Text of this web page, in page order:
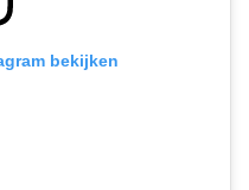
bekijken